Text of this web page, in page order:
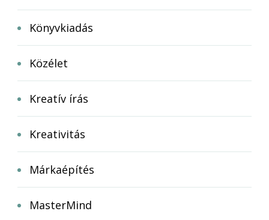
Könyvkiadás
Közélet
Kreatív írás
Kreativitás
Márkaépítés
MasterMind